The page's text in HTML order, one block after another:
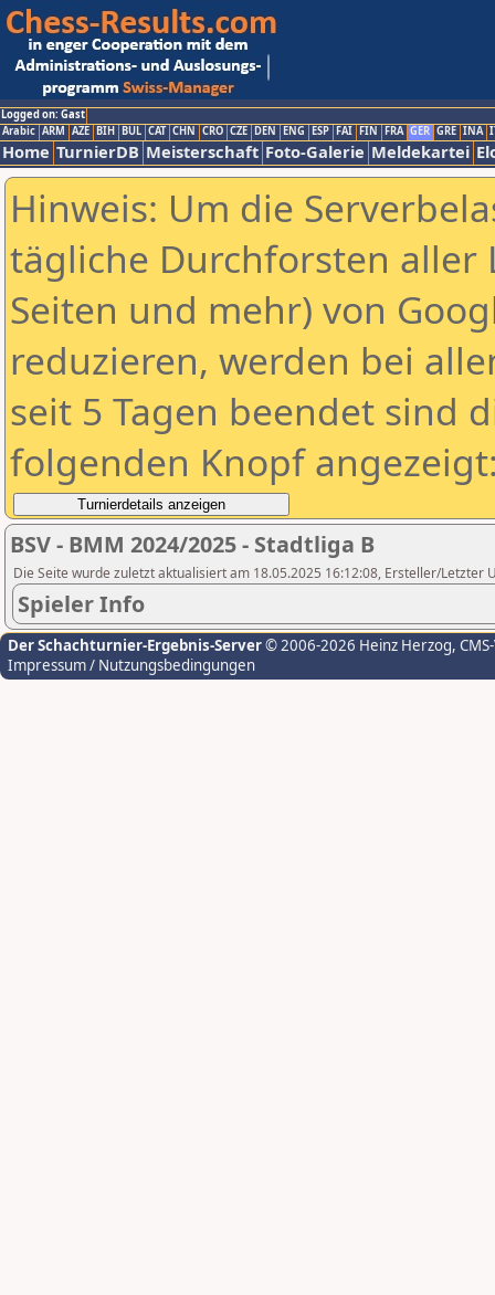
Logged on: Gast
Arabic ARM AZE BIH BUL CAT CHN CRO CZE DEN ENG ESP FAI FIN FRA GER GRE INA
Home TurnierDB Meisterschaft Foto-Galerie Meldekartei
Hinweis: Um die
tägliche Durchforsten aller
Seiten und mehr) von
reduzieren, werden bei
seit 5 Tagen beendet sind
folgenden Knopf
BSV - BMM 2024/2025 - Stadtliga B
Die Seite wurde zuletzt aktualisiert am 18.05.2025 16:12:08, Ersteller/Letzter
Spieler Info
Der Schachturnier-Ergebnis-Server© 2006-2026 Heinz Herzog,
Impressum / Nutzungsbedingungen